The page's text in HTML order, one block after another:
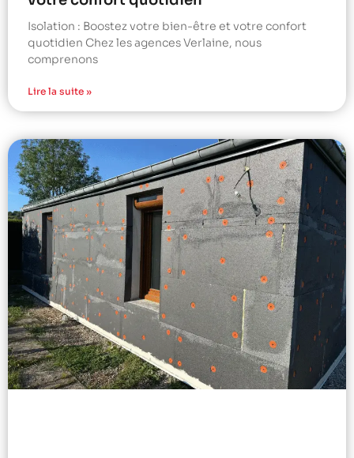
Isolation : Boostez votre bien-être et votre confort
quotidien Chez les agences Verlaine, nous
comprenons
Lire la suite »